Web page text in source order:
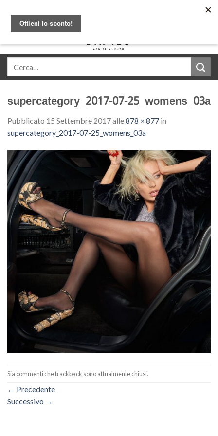
content
supercategory_2017-07-25_womens_03a
Pubblicato 15 Settembre 2017alle878 × 877 in
supercategory_2017-07-25_womens_03a
Sia commenti che trackback sono attualmente chiusi.
← Precedente
Successivo →